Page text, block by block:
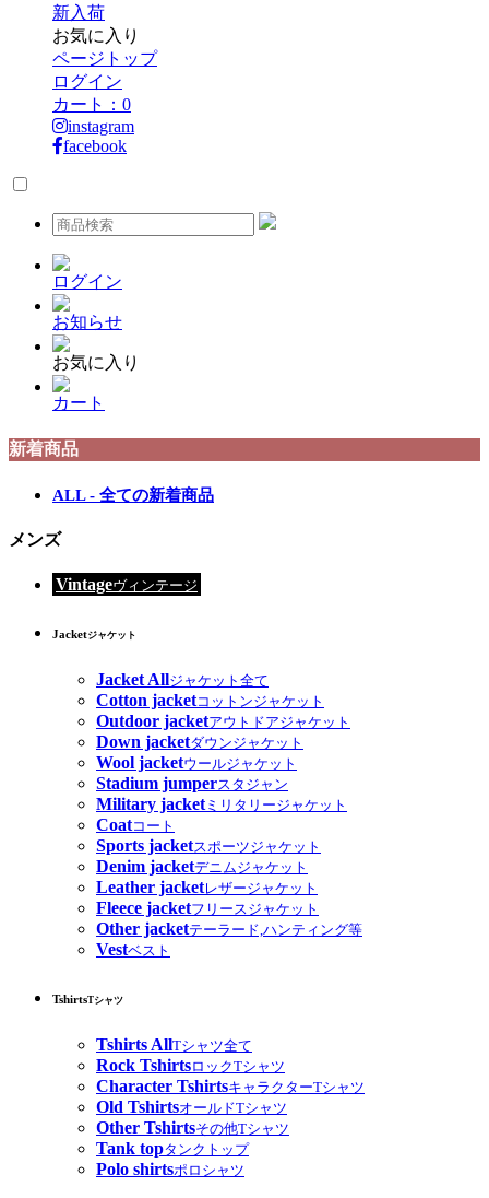
新入荷
お気に入り
ページトップ
ログイン
カート： 0
instagram
facebook
ログイン
お知らせ
お気に入り
カート
新着商品
ALL - 全ての新着商品
メンズ
Vintageヴィンテージ
Jacketジャケット
Jacket Allジャケット全て
Cotton jacketコットンジャケット
Outdoor jacketアウトドアジャケット
Down jacketダウンジャケット
Wool jacketウールジャケット
Stadium jumperスタジャン
Military jacketミリタリージャケット
Coatコート
Sports jacketスポーツジャケット
Denim jacketデニムジャケット
Leather jacketレザージャケット
Fleece jacketフリースジャケット
Other jacketテーラード,ハンティング等
Vestベスト
TshirtsTシャツ
Tshirts AllTシャツ全て
Rock TshirtsロックTシャツ
Character TshirtsキャラクターTシャツ
Old TshirtsオールドTシャツ
Other Tshirtsその他Tシャツ
Tank topタンクトップ
Polo shirtsポロシャツ